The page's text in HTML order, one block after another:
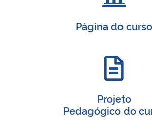
Página do curso
Projeto
Pedagógico do